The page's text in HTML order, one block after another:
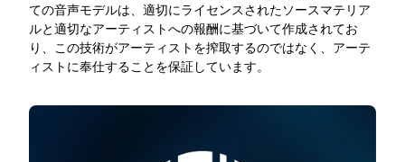
ての音声モデルは、適切にライセンスされたソースマテリア
ルと適切なアーティストへの報酬に基づいて作成されてお
り、この技術がアーティストを搾取するのではなく、アーテ
ィストに奉仕することを保証しています。